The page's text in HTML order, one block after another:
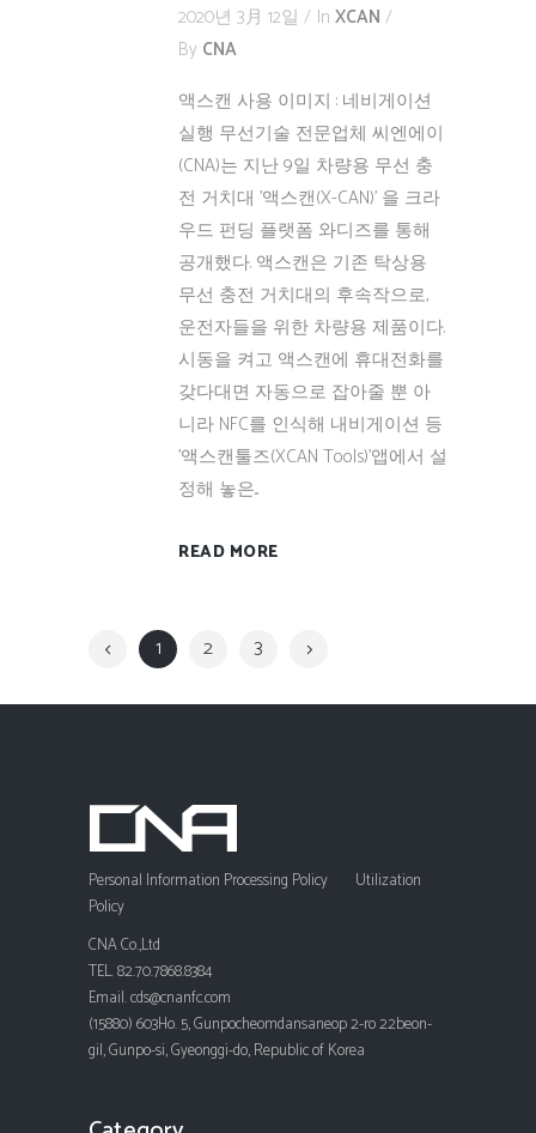
2020년 3月 12일 In XCAN
By CNA
액스캔 사용 이미지 : 네비게이션
실행 무선기술 전문업체 씨엔에이
(CNA)는 지난 9일 차량용 무선 충
전 거치대 '액스캔(X-CAN)' 을 크라
우드 펀딩 플랫폼 와디즈를 통해
공개했다. 액스캔은 기존 탁상용
무선 충전 거치대의 후속작으로,
운전자들을 위한 차량용 제품이다.
시동을 켜고 액스캔에 휴대전화를
갖다대면 자동으로 잡아줄 뿐 아
니라 NFC를 인식해 내비게이션 등
'액스캔툴즈(XCAN Tools)'앱에서 설
정해 놓은...
READ MORE
1 2 3
Personal Information Processing Policy
Utilization
Policy
CNA Co.,Ltd
TEL. 82.70.7868.8384
Email. cds@cnanfc.com
(15880) 603Ho. 5, Gunpocheomdansaneop 2-ro 22beon-
gil, Gunpo-si, Gyeonggi-do, Republic of Korea